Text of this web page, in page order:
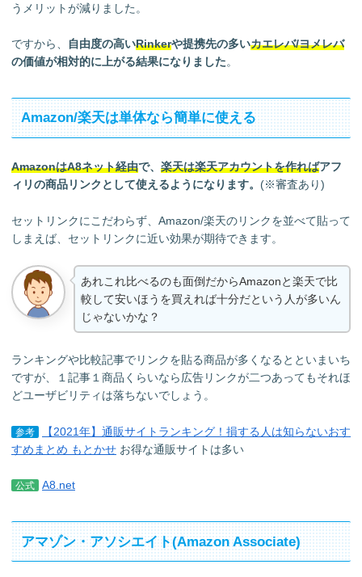
うメリットが減りました。
ですから、 自由度の高いRinkerや提携先の多いカエレバ/ヨメレバ
の価値が相対的に上がる結果になりました。
Amazon/楽天は単体なら簡単に使える
AmazonはA8ネット経由で、 楽天は楽天アカウントを作ればアフ
ィリの商品リンクとして使えるようになります。 (※審査あり)
セットリンクにこだわらず、Amazon/楽天のリンクを並べて貼って
しまえば、セットリンクに近い効果が期待できます。
あれこれ比べるのも面倒だからAmazonと楽天で比
較して安いほうを買えれば十分だという人が多いん
じゃないかな？
ランキングや比較記事でリンクを貼る商品が多くなるとといまいち
ですが、１記事１商品くらいなら広告リンクが二つあってもそれほ
どユーザビリティは落ちないでしょう。
参考
【2021年】通販サイトランキング！損する人は知らないおす
すめまとめ もとかせ お得な通販サイトは多い
公式 A8.net
アマゾン・アソシエイト(Amazon Associate)